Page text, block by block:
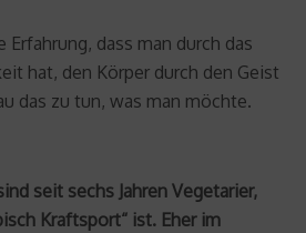
Erfahrung, dass man durch das
hat, den Körper durch den Geist
das zu tun, was man möchte.
seit sechs Jahren Vegetarier,
Kraftsport“ ist. Eher im